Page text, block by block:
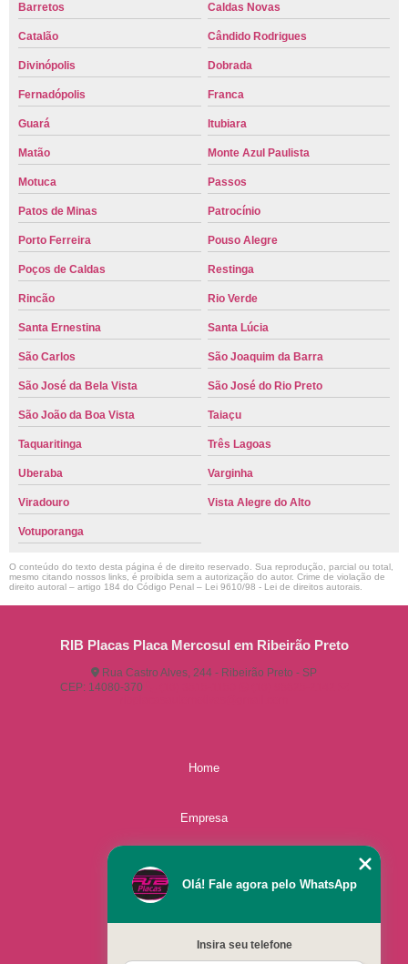
Barretos Caldas Novas
Catalão Cândido Rodrigues
Divinópolis Dobrada
Fernadópolis Franca
Guará Itubiara
Matão Monte Azul Paulista
Motuca Passos
Patos de Minas Patrocínio
Porto Ferreira Pouso Alegre
Poços de Caldas Restinga
Rincão Rio Verde
Santa Ernestina Santa Lúcia
São Carlos São Joaquim da Barra
São José da Bela Vista São José do Rio Preto
São João da Boa Vista Taiaçu
Taquaritinga Três Lagoas
Uberaba Varginha
Viradouro Vista Alegre do Alto
Votuporanga
O conteúdo do texto desta página é de direito reservado. Sua reprodução, parcial ou total,
mesmo citando nossos links, é proibida sem a autorização do autor. Crime de violação de
direito autoral – artigo 184 do Código Penal – Lei 9610/98 - Lei de direitos autorais
RIB Placas Placa Mercosul em Ribeirão Preto
Rua Castro Alves, 244 - Ribeirão Preto - SP
CEP: 14080-370
Home
Empresa
Olá! Fale agora pelo WhatsApp
Insira seu telefone